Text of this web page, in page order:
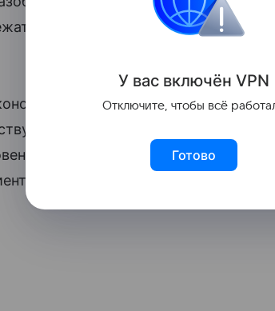
их в дальнейшем», — отмечается
изменения.
(№
риска, присвоенный только
— уточняется в сообщении.
У вас включён VPN
Отключите, чтобы всё
Готово